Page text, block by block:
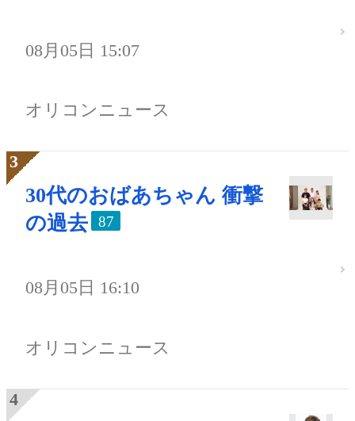
08月05日 15:07
オリコンニュース
30代のおばあちゃん 衝撃
の過去
87
08月05日 16:10
オリコンニュース